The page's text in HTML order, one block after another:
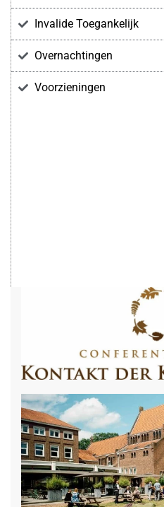
Invalide Toegankelijk
Overnachtingen
Voorzieningen